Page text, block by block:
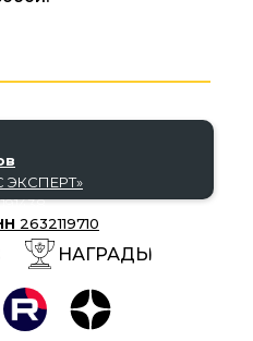
2632119710
НАГРАДЫ